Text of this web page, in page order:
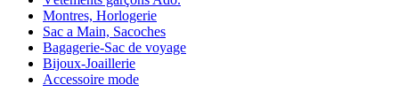
Montres, Horlogerie
Sac a Main, Sacoches
Bagagerie-Sac de voyage
Bijoux-Joaillerie
Accessoire mode